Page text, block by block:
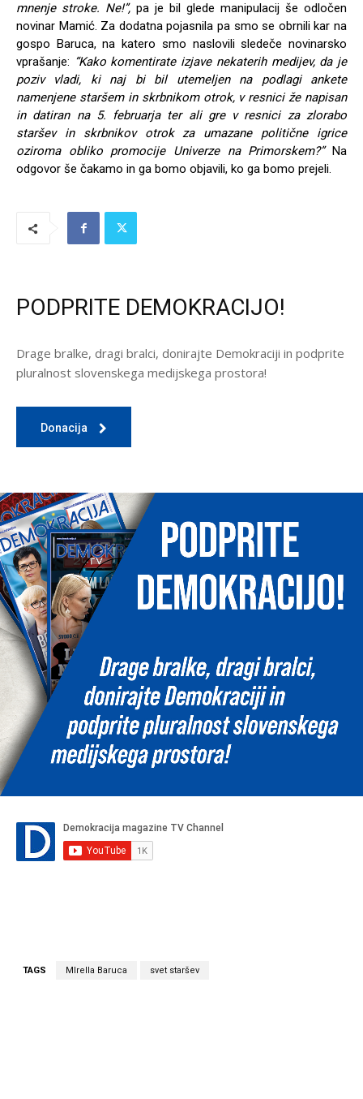
mnenje stroke. Ne!”, pa je bil glede manipulacij še odločen
novinar Mamić. Za dodatna pojasnila pa smo se obrnili kar na
gospo Baruca, na katero smo naslovili sledeče novinarsko
vprašanje: “Kako komentirate izjave nekaterih medijev, da je
poziv vladi, ki naj bi bil utemeljen na podlagi ankete
namenjene staršem in skrbnikom otrok, v resnici že napisan
in datiran na 5. februarja ter ali gre v resnici za zlorabo
staršev in skrbnikov otrok za umazane politične igrice
oziroma obliko promocije Univerze na Primorskem?”Na
odgovor še čakamo in ga bomo objavili, ko ga bomo prejeli.
PODPRITE DEMOKRACIJO!
Drage bralke, dragi bralci, donirajte Demokraciji in podprite
pluralnost slovenskega medijskega prostora!
Donacija
TAGS MIrella Baruca svet staršev